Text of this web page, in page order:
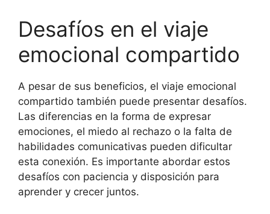
Desafíos en el viaje
emocional compartido
A pesar de sus beneficios, el viaje emocional
compartido también puede presentar desafíos.
Las diferencias en la forma de expresar
emociones, el miedo al rechazo o la falta de
habilidades comunicativas pueden dificultar
esta conexión. Es importante abordar estos
desafíos con paciencia y disposición para
aprender y crecer juntos.